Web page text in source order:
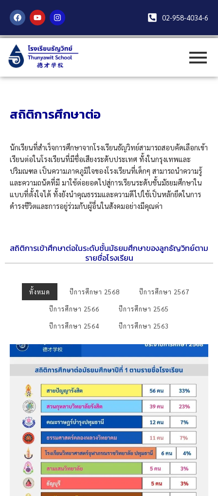
content
F
a
c
e
b
o
o
k
Y
o
u
t
u
b
e
I
n
s
t
g
r
a
m
02-958-4034-6
สถิติการศึกษาต่อ
นักเรียนที่สำเร็จการศึกษาจากโรงเรียนธัญวิทย์สามารถสอบคัดเลือกเข้า
เรียนต่อในโรงเรียนที่มีชื่อเสียงระดับประเทศ ทั้งในกรุงเทพและ
ปริมณฑล เป็นความภาคภูมิใจของโรงเรียนที่เด็กๆ สามารถนำความรู้
และความถนัดที่มี มาใช้ต่อยอดไปสู่การเรียนระดับชั้นมัธยมศึกษาใน
แบบที่ตั้งใจได้ ทั้งยังนำคุณธรรมและความดีไปใช้เป็นหลักยึดในการ
ดำรงชีวิตและการอยู่ร่วมกับผู้อื่นในสังคมอย่างมีคุณค่า
สถิติการเข้าศึกษาต่อในระดับชั้นมัธยมศึกษาของลูกธัญวิทย์ตาม
รายชื่อโรงเรียน
ทั้งหมด ปีการศึกษา 2568 ปีการศึกษา 2567
ปีการศึกษา 2566 ปีการศึกษา 2565
ปีการศึกษา 2564 ปีการศึกษา 2563